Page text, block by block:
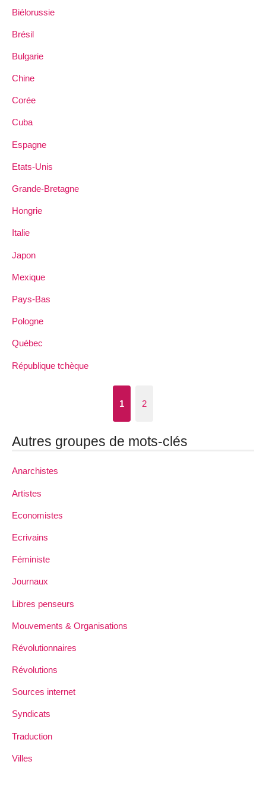
Biélorussie
Brésil
Bulgarie
Chine
Corée
Cuba
Espagne
Etats-Unis
Grande-Bretagne
Hongrie
Italie
Japon
Mexique
Pays-Bas
Pologne
Québec
République tchèque
1 2
Autres groupes de mots-clés
Anarchistes
Artistes
Economistes
Ecrivains
Féministe
Journaux
Libres penseurs
Mouvements & Organisations
Révolutionnaires
Révolutions
Sources internet
Syndicats
Traduction
Villes